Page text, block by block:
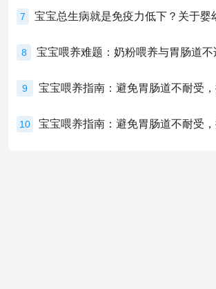
7
8
9 宝宝喂养指南：避免胃肠道不耐受
10 宝宝喂养指南：避免胃肠道不耐受